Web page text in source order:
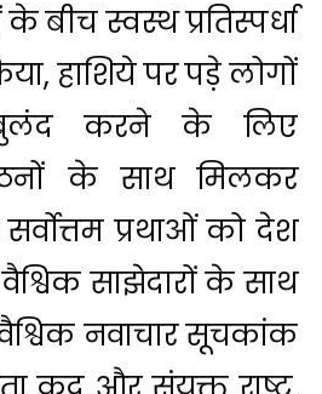
बीच स्वस्थ प्रतिस्पर्धा
हाशिये पर पड़े लोगों
करने के लिए
के साथ मिलकर
प्रथाओं को देश
साझेदारों के साथ
नवाचार सूचकांक